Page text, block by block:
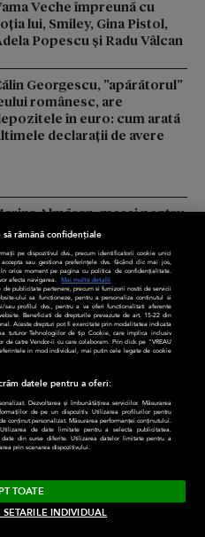
Veche împreună cu
lui, Smiley, Gina Pistol,
Popescu și Radu Vâlcan
Georgescu, ”apărătorul”
românesc, are
în euro: cum arată
declarații de avere
Almășan, mesaj pentru
Socaciu. „Mi-ați
familia”
rămână confidențiale
pe dispozitivul dvs., precum identificatorii cookie unici
sau gestiona preferințele dvs. făcând clic mai jos,
orice moment pe pagina cu politica de confidențialitate.
afecta navigarea. Mai multe detalii
publicitate partenere, precum si furnizorii nostri de servicii
ului sa functioneze, pentru a personaliza continutul si
profilul dvs., pentru a va oferi functionalitati aferente
Beneficiati de drepturile prevazute de art. 15-22 din
Aceste drepturi pot fi exercitate prin modalitatea indicata
tuturor Tehnologiilor de tip Cookie, care implica inclusiv
de catre Vendor-ii cu care colaboram. Prin click pe “VREAU
in mod individual, mai putin cele legate de cookie
datele pentru a oferi:
Dezvoltarea și îmbunătățirea serviciilor. Măsurarea
de pe un dispozitiv. Utilizarea profilurilor pentru
conținut personalizat. Măsurarea performanței conținutului.
de date limitate pentru a selecta publicitatea.
din surse diferite. Utilizarea datelor limitate pentru a
prin scanarea dispozitivului.
TOATE
INDIVIDUAL